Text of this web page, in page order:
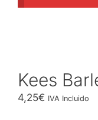
Kees
4,25€ IVA Incluido